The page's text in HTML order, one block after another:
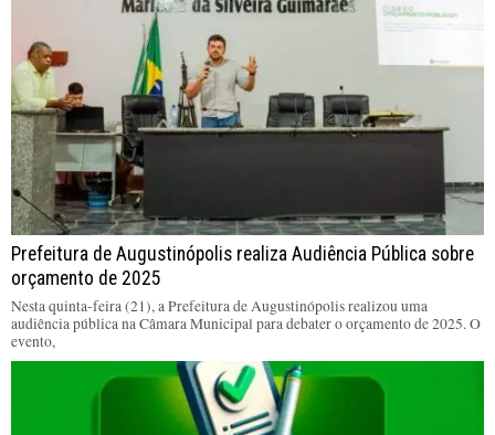
Prefeitura de Augustinópolis realiza Audiência Pública sobre
orçamento de 2025
Nesta quinta-feira (21), a Prefeitura de Augustinópolis realizou uma
audiência pública na Câmara Municipal para debater o orçamento de 2025. O
evento,